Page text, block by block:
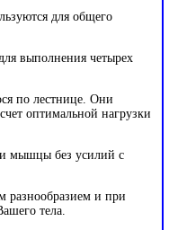
для общего
выполнения четырех
по лестнице. Они
оптимальной нагрузки
мышцы без усилий с
разнообразием и при
тела.